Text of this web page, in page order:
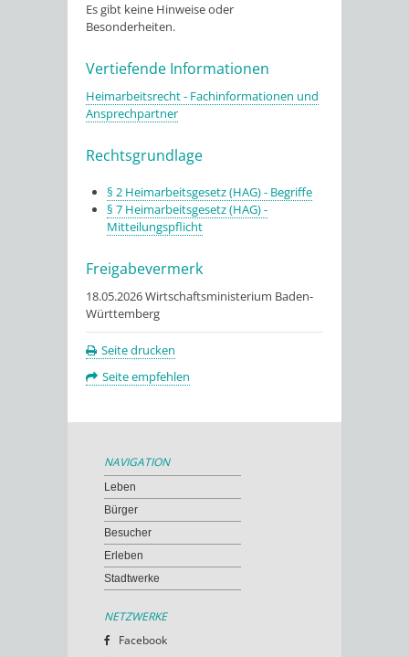
Es gibt keine Hinweise oder
Besonderheiten.
Vertiefende Informationen
Heimarbeitsrecht - Fachinformationen und
Ansprechpartner
Rechtsgrundlage
§ 2 Heimarbeitsgesetz (HAG) - Begriffe
§ 7 Heimarbeitsgesetz (HAG) -
Mitteilungspflicht
Freigabevermerk
18.05.2026 Wirtschaftsministerium Baden-
Württemberg
Seite drucken
Seite empfehlen
NAVIGATION
Leben
Bürger
Besucher
Erleben
Stadtwerke
NETZWERKE
Facebook